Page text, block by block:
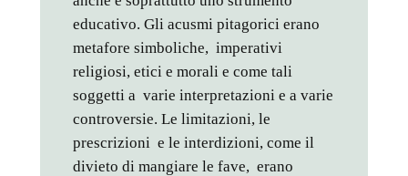
educativo. Gli acusmi pitagorici erano
metafore simboliche, imperativi
religiosi, etici e morali e come tali
soggetti a varie interpretazioni e a varie
controversie. Le limitazioni, le
prescrizioni e le interdizioni, come il
divieto di mangiare le fave, erano